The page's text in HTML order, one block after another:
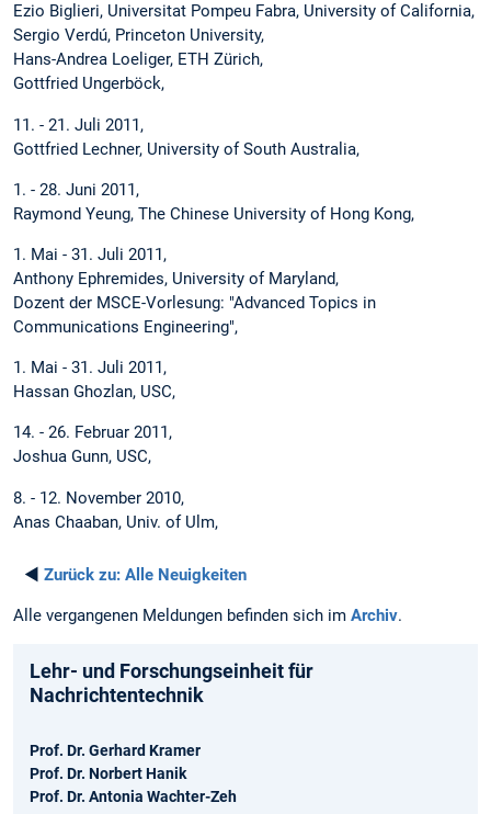
Ezio Biglieri, Universitat Pompeu Fabra, University of California,
Sergio Verdú, Princeton University,
Hans-Andrea Loeliger, ETH Zürich,
Gottfried Ungerböck,
11. - 21. Juli 2011,
Gottfried Lechner, University of South Australia,
1. - 28. Juni 2011,
Raymond Yeung, The Chinese University of Hong Kong,
1. Mai - 31. Juli 2011,
Anthony Ephremides, University of Maryland,
Dozent der MSCE-Vorlesung: "Advanced Topics in
Communications Engineering",
1. Mai - 31. Juli 2011,
Hassan Ghozlan, USC,
14. - 26. Februar 2011,
Joshua Gunn, USC,
8. - 12. November 2010,
Anas Chaaban, Univ. of Ulm,
◄ Zurück zu: Alle Neuigkeiten
Alle vergangenen Meldungen befinden sich im Archiv.
Lehr- und Forschungseinheit für
Nachrichtentechnik
Prof. Dr. Gerhard Kramer
Prof. Dr. Norbert Hanik
Prof. Dr. Antonia Wachter-Zeh